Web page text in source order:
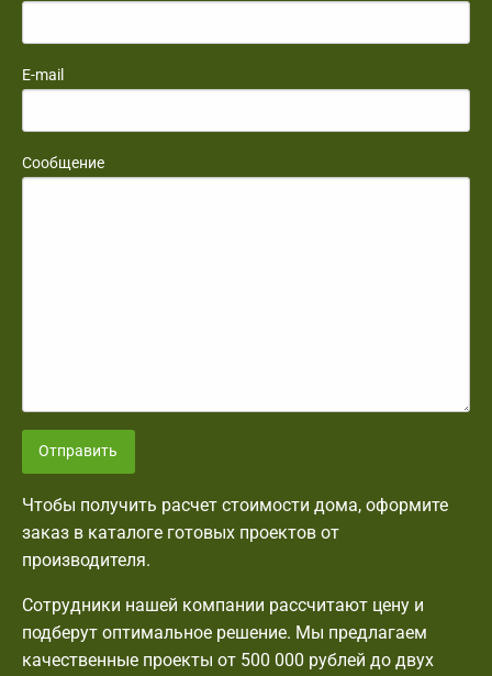
E-mail
Сообщение
Отправить
Чтобы получить расчет стоимости дома, оформите
заказ в каталоге готовых проектов от
производителя.
Сотрудники нашей компании рассчитают цену и
подберут оптимальное решение. Мы предлагаем
качественные проекты от 500 000 рублей до двух